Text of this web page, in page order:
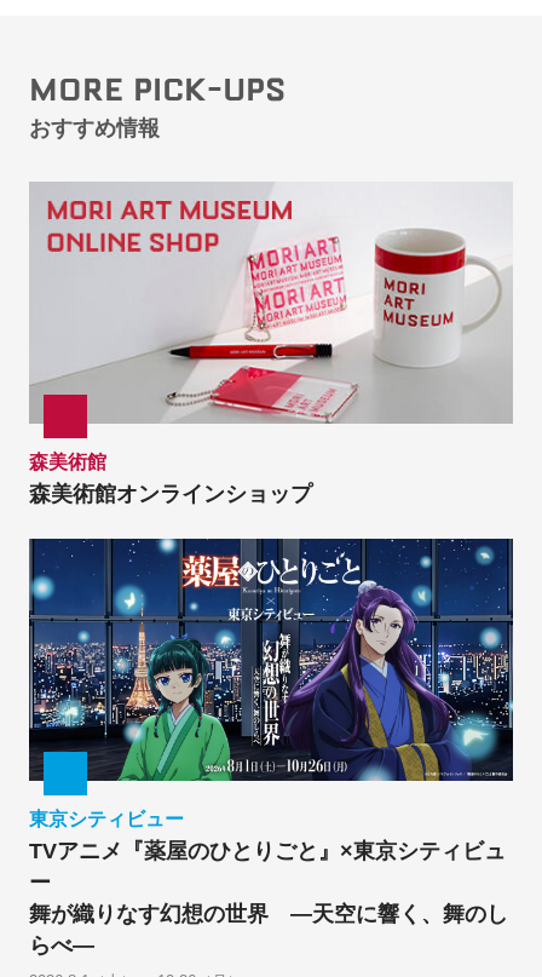
MORE PICK-UPS
おすすめ情報
森美術館
森美術館オンラインショップ
東京シティビュー
TVアニメ『薬屋のひとりごと』×東京シティビュ
ー
舞が織りなす幻想の世界 ―天空に響く、舞のし
らべ―